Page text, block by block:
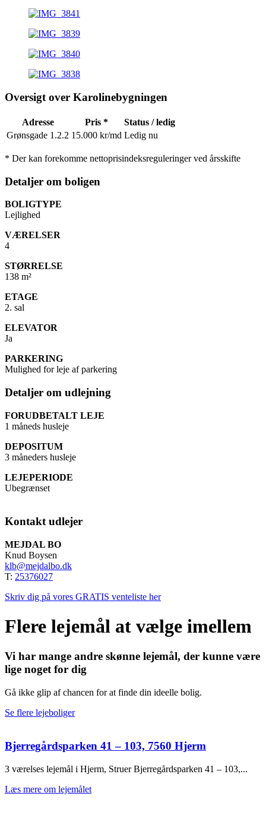
Oversigt over Karolinebygningen
Adresse Pris *
Status / ledig
Grønsgade 1.2.2 15.000 kr/md Ledig nu
* Der kan forekomme nettoprisindeksreguleringer ved årsskifte
Detaljer om boligen
BOLIGTYPE
Lejlighed
VÆRELSER
4
STØRRELSE
138 m²
ETAGE
2. sal
ELEVATOR
Ja
PARKERING
Mulighed for leje af parkering
Detaljer om udlejning
FORUDBETALT LEJE
1 måneds husleje
DEPOSITUM
3 måneders husleje
LEJEPERIODE
Ubegrænset
Kontaktudlejer
MEJDAL BO
Knud Boysen
klb@mejdalbo.dk
T: 25376027
Skriv dig på vores GRATIS venteliste her
Flere lejemål at vælge imellem
Vi har mange andre skønne lejemål, der kunne være
lige noget for dig
Gå ikke glip af chancen for at finde din ideelle bolig.
Se flere lejeboliger
Bjerregårdsparken 41 – 103, 7560 Hjerm
3 værelses lejemål i Hjerm, Struer Bjerregårdsparken 41 – 103,...
Læs mere om lejemålet